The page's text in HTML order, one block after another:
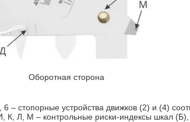
сторона
– стопорные устройства движков (2) и (4)
Л, М – контрольные риски-индексы шкал